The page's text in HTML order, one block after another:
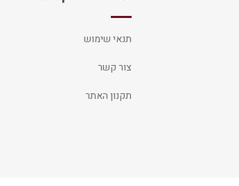
תנאי שימוש
צור קשר
תקנון האתר